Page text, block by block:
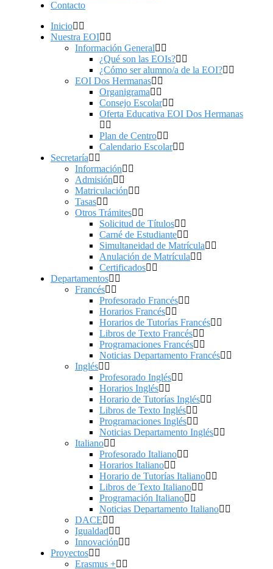
Contacto
Inicio
Nuestra EOI
Información General
¿Qué son las EOIs?
¿Cómo ser alumno/a de la EOI?
EOI Dos Hermanas
Organigrama
Consejo Escolar
Oferta Educativa EOI Dos Hermanas
Plan de Centro
Calendario Escolar
Secretaría
Información
Admisión
Matriculación
Tasas
Otros Trámites
Solicitud de Títulos
Carné de Estudiante
Simultaneidad de Matrícula
Anulación de Matrícula
Certificados
Departamentos
Francés
Profesorado Francés
Horarios Francés
Horarios de Tutorías Francés
Libros de Texto Francés
Programaciones Francés
Noticias Departamento Francés
Inglés
Profesorado Inglés
Horarios Inglés
Horario de Tutorías Inglés
Libros de Texto Inglés
Programaciones Inglés
Noticias Departamento Inglés
Italiano
Profesorado Italiano
Horarios Italiano
Horario de Tutorías Italiano
Libros de Texto Italiano
Programación Italiano
Noticias Departamento Italiano
DACE
Igualdad
Innovación
Proyectos
Erasmus +